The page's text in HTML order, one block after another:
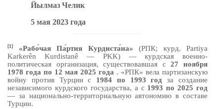
Йылмаз Челик
5 мая 2023 года
[1] «Рабо́чая Па́ртия Курдиста́на»
(РПК; курд. Partiya
Karkerên Kurdistanê — PKK) — курдская военно-
политическая организация, существовавшая с27 ноября
1978 года по 12 мая 2025 года . «РПК» вела партизанскую
войну против Турции с 1984 по 1993 год
за создание
независимого курдского государства, а с 1993 по 2025 год
— за национально-территориальную автономию в составе
Турции.